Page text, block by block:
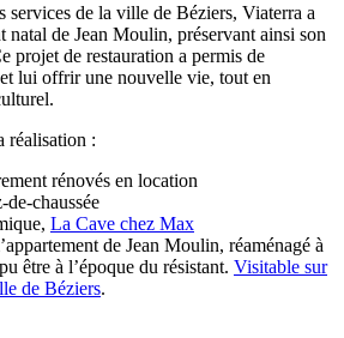
services de la ville de Béziers, Viaterra a
natal de Jean Moulin, préservant ainsi son
projet de restauration a permis de
lui offrir une nouvelle vie, tout en
réalisation :
rénovés en location
chaussée
La Cave chez Max
de Jean Moulin, réaménagé à
être à l’époque du résistant. Visitable sur
de Béziers.